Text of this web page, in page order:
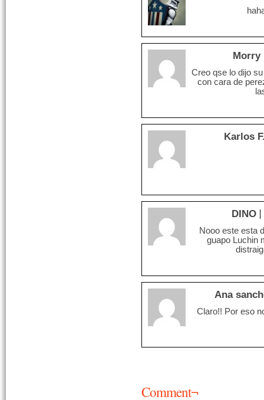
Morry
Creo qse lo dijo
con cara de
Karlos
DINO
Nooo este esta
guapo Luchin
Ana
Claro!! Por eso
Comment¬